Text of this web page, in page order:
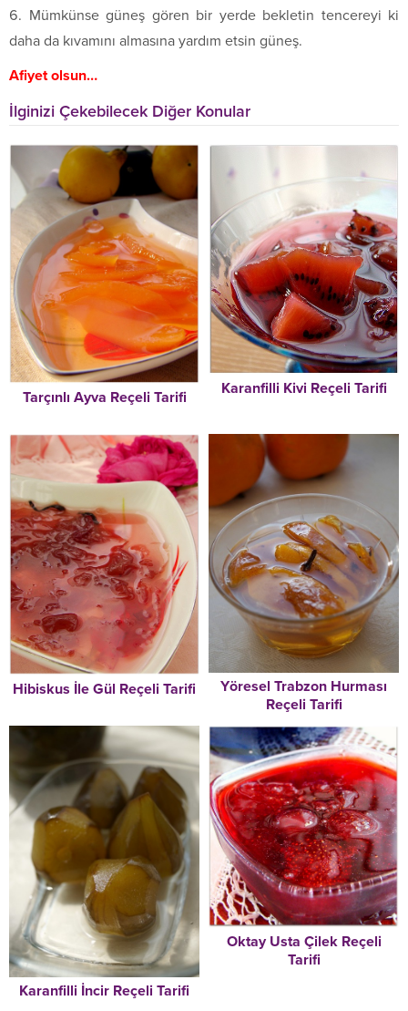
Mümkünse güneş gören bir yerde bekletin tencereyi ki
daha da kıvamını almasına yardım etsin güneş.
Afiyet olsun…
İlginizi Çekebilecek Diğer Konular
Tarçınlı Ayva Reçeli Tarifi Karanfilli Kivi Reçeli Tarifi
Hibiskus İle Gül Reçeli Tarifi
Yöresel Trabzon Hurması
Reçeli Tarifi
Karanfilli İncir Reçeli Tarifi
Oktay Usta Çilek Reçeli
Tarifi